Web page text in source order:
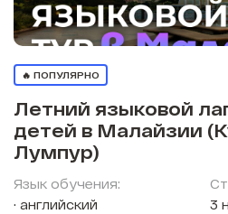
🔥 ПОПУЛЯРНО
Летний языковой
детей в Малайзии
Лумпур)
Язык обучения:
английский
3